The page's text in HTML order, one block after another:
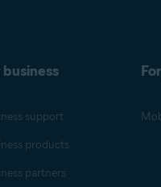
business
support
products
partners